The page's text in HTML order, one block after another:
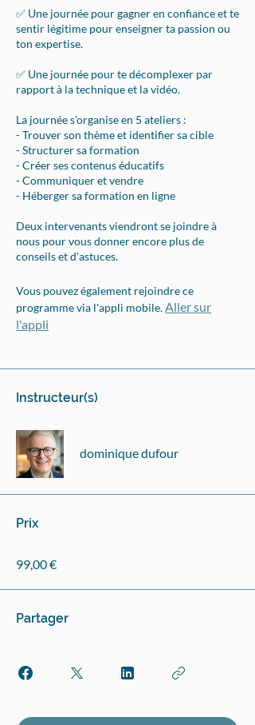
✅ Une journée pour gagner en confiance et te
sentir légitime pour enseigner ta passion ou
ton expertise.
✅ Une journée pour te décomplexer par
rapport à la technique et la vidéo.
La journée s'organise en 5 ateliers :
- Trouver son thème et identifier sa cible
- Structurer sa formation
- Créer ses contenus éducatifs
- Communiquer et vendre
- Héberger sa formation en ligne
Deux intervenants viendront se joindre à
nous pour vous donner encore plus de
Vous pouvez également rejoindre ce
programme via l'appli mobile.Aller sur
l'appli
Instructeur(s)
dominique dufour
Prix
99,00 €
Partager